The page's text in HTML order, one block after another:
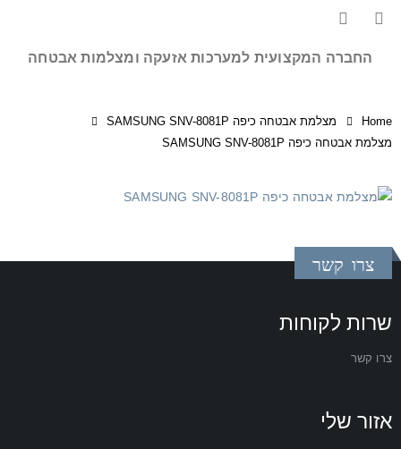
החברה המקצועית למערכות אזעקה ומצלמות אבטחה
Home
מצלמת אבטחה כיפה SAMSUNG SNV-8081P
‏‏מצלמת אבטחה כיפה SAMSUNG SNV-8081P
צרו קשר
שרות לקוחות
צרו קשר
אזור שלי